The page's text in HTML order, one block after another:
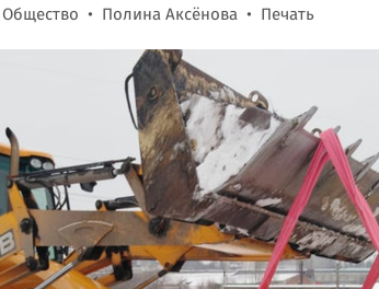
Общество Полина Аксёнова Печать